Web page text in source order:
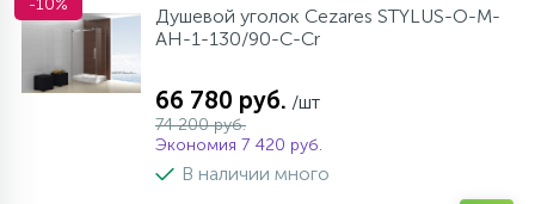
-10%
Душевой уголок Cezares STYLUS-O-M-
AH-1-130/90-C-Cr
66 780 руб. /шт
74 200 руб.
Экономия 7 420 руб.
В наличии много